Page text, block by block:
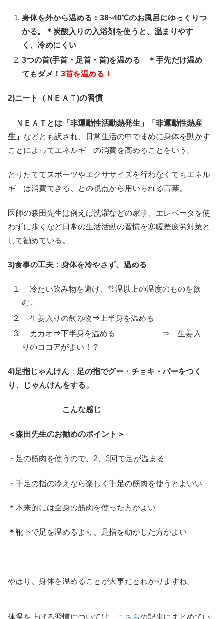
身体を外から温める：38~40℃のお風呂にゆっくりつ
かる。
＊炭酸入りの入浴剤を使うと、温まりやす
く、冷めにくい
3つの首(手首・足首・首)を温める ＊手先だけ温め
てもダメ！3首を温める！
2)ニート（ＮＥＡＴ)の習慣
ＮＥＡＴとは「非運動性活動熱発生」「非運動性熱産
生」 などとも訳され、日常生活の中でまめに身体を動かす
ことによってエネルギーの消費を高めることをいう。
とりたててスポーツやエクササイズを行わなくてもエネル
ギーは消費できる、との視点から用いられる言葉。
医師の森田先生は例えば洗濯などの家事、エレベータを使
わずに歩くなど日常の生活活動の習慣を寒暖差疲労対策と
して勧めている。
3)食事の工夫：身体を冷やさず、温める
冷たい飲み物を避け、常温以上の温度のものを飲
む。
生姜入りの飲み物⇒ 上半身を温める
カカオ⇒下半身を温める ⇒ 生姜入
りのココアがよい！？
4)足指じゃんけん：足の指でグー・チョキ・パーをつく
り、じゃんけんをする。
こんな感じ
＜森田先生のお勧めのポイント＞
・足の筋肉を使うので、2、3回で足が温まる
・手足の指の冷えなら楽しく手足の筋肉を使うとよいい
＊ 本来的には全身の筋肉を使った方がよい
＊ 靴下で足を温めるより、足指を動かした方がよい
やはり、身体を温めることが大事だとわかりますね。
体温を上げる習慣については、 こちらの記事にまとめてい